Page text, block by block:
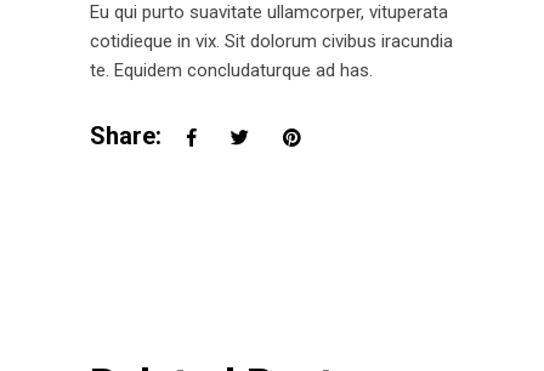
Eu qui purto suavitate ullamcorper, vituperata
cotidieque in vix. Sit dolorum civibus iracundia
te. Equidem concludaturque ad has.
Share: